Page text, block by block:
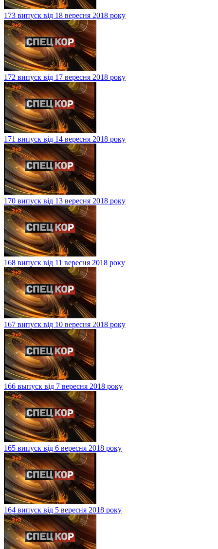
173 випуск від 18 вересня 2018 року
172 випуск від 17 вересня 2018 року
171 випуск від 14 вересня 2018 року
170 випуск від 13 вересня 2018 року
168 випуск від 11 вересня 2018 року
167 випуск від 10 вересня 2018 року
166 выпуск від 7 вересня 2018 року
165 випуск від 6 вересня 2018 року
164 випуск від 5 вересня 2018 року